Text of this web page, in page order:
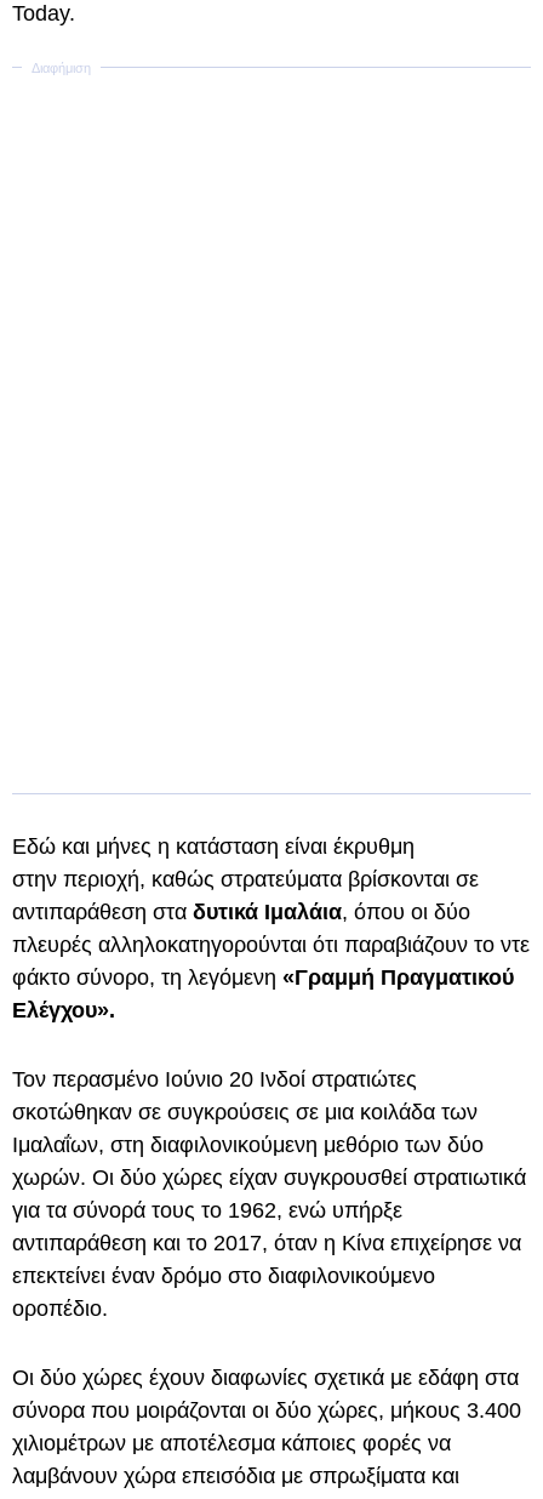
Today.
Εδώ και μήνες η κατάσταση είναι έκρυθμη
στην περιοχή, καθώς στρατεύματα βρίσκονται σε
αντιπαράθεση στα δυτικά Ιμαλάια, όπου οι δύο
πλευρές αλληλοκατηγορούνται ότι παραβιάζουν το ντε
φάκτο σύνορο, τη λεγόμενη «Γραμμή Πραγματικού
Ελέγχου».
Τον περασμένο Ιούνιο 20 Ινδοί στρατιώτες
σκοτώθηκαν σε συγκρούσεις σε μια κοιλάδα των
Ιμαλαΐων, στη διαφιλονικούμενη μεθόριο των δύο
χωρών. Οι δύο χώρες είχαν συγκρουσθεί στρατιωτικά
για τα σύνορά τους το 1962, ενώ υπήρξε
αντιπαράθεση και το 2017, όταν η Κίνα επιχείρησε να
επεκτείνει έναν δρόμο στο διαφιλονικούμενο
οροπέδιο.
Οι δύο χώρες έχουν διαφωνίες σχετικά με εδάφη στα
σύνορα που μοιράζονται οι δύο χώρες, μήκους 3.400
χιλιομέτρων με αποτέλεσμα κάποιες φορές να
λαμβάνουν χώρα επεισόδια με σπρωξίματα και